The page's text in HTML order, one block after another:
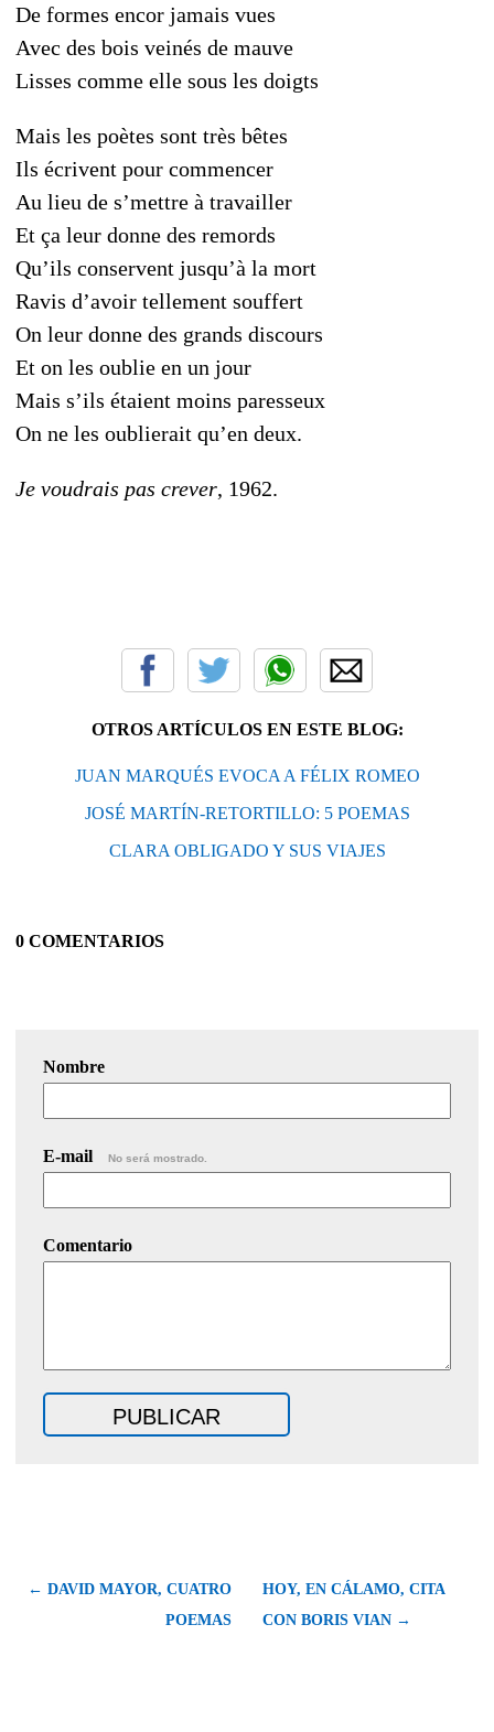
De formes encor jamais vues
Avec des bois veinés de mauve
Lisses comme elle sous les doigts
Mais les poètes sont très bêtes
Ils écrivent pour commencer
Au lieu de s’mettre à travailler
Et ça leur donne des remords
Qu’ils conservent jusqu’à la mort
Ravis d’avoir tellement souffert
On leur donne des grands discours
Et on les oublie en un jour
Mais s’ils étaient moins paresseux
On ne les oublierait qu’en deux.
Je voudrais pas crever, 1962.
OTROS ARTÍCULOS EN ESTE BLOG:
JUAN MARQUÉS EVOCA A FÉLIX ROMEO
JOSÉ MARTÍN-RETORTILLO: 5 POEMAS
CLARA OBLIGADO Y SUS VIAJES
0 COMENTARIOS
Nombre
E-mail No será mostrado.
Comentario
← DAVID MAYOR, CUATRO
POEMAS
HOY, EN CÁLAMO, CITA
CON BORIS VIAN →